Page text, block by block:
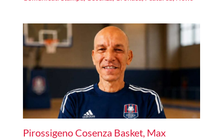
Pirossigeno Cosenza Basket, Max